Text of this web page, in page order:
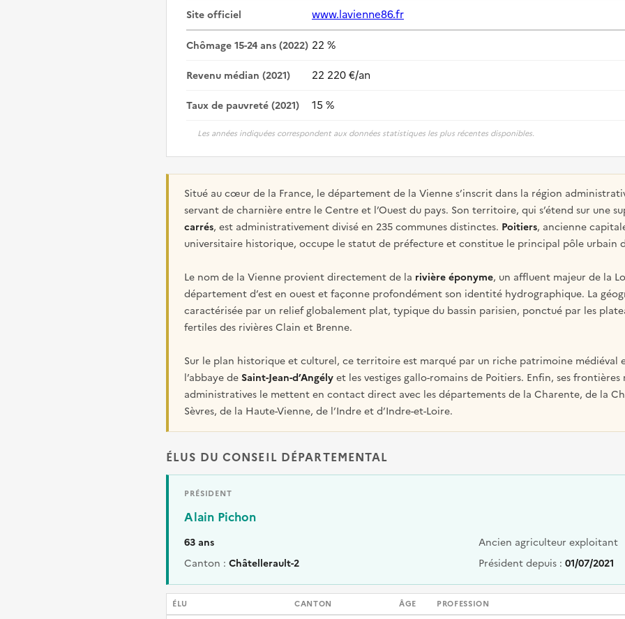
Site officiel www.lavienne86.fr
Chômage 15-24 ans (2022) 22 %
Revenu médian (2021) 22 220 €/an
Taux de pauvreté (2021) 15 %
Les années indiquées correspondent aux données statistiques les plus récentes disponibles.
Situé au cœur de la France, le département de la Vienne s’inscrit dans la région
servant de charnière entre le Centre et l’Ouest du pays. Son territoire, qui s’étend sur une
carrés, est administrativement divisé en 235 communes distinctes. Poitiers, ancienne
universitaire historique, occupe le statut de préfecture et constitue le principal pôle urbain
Le nom de la Vienne provient directement de la rivière éponyme, un affluent majeur de la
département d’est en ouest et façonne profondément son identité hydrographique. La
caractérisée par un relief globalement plat, typique du bassin parisien, ponctué par les
fertiles des rivières Clain et Brenne.
Sur le plan historique et culturel, ce territoire est marqué par un riche patrimoine médiéval
l’abbaye deSaint-Jean-d’Angélyet les vestiges gallo-romains de Poitiers. Enfin, ses
administratives le mettent en contact direct avec les départements de la Charente, de la
Sèvres, de la Haute-Vienne, de l’Indre et d’Indre-et-Loire.
ÉLUS DU CONSEIL DÉPARTEMENTAL
PRÉSIDENT
Alain Pichon
63 ans
Ancien agriculteur exploitant
Canton : Châtellerault-2 Président depuis : 01/07/2021
ÉLU CANTON ÂGE PROFESSION